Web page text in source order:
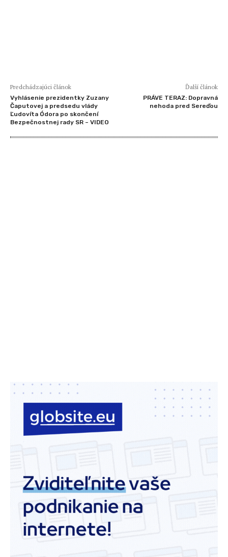
Predchádzajúci článok
Vyhlásenie prezidentky Zuzany
Čaputovej a predsedu vlády
Ľudovíta Ódora po skončení
Bezpečnostnej rady SR – VIDEO
Ďalší článok
PRÁVE TERAZ: Dopravná
nehoda pred Sereďou